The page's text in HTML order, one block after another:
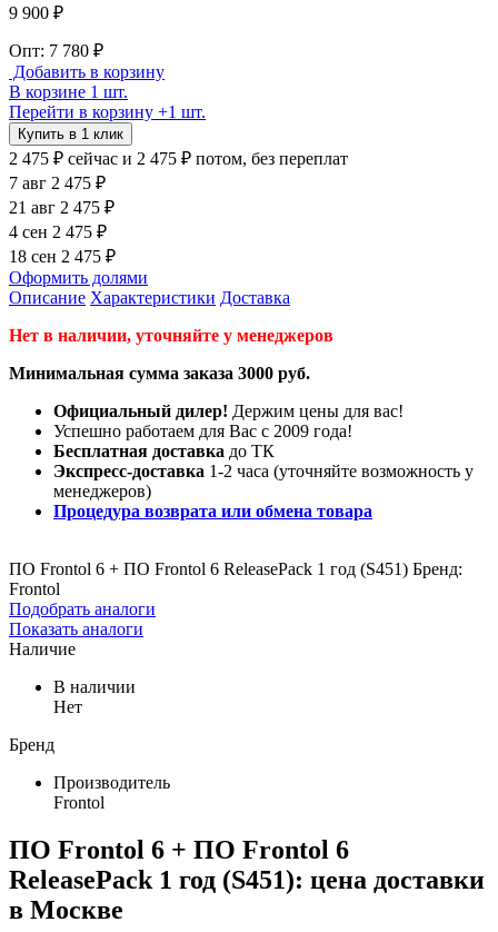
9 900 ₽
Опт: 7 780 ₽
Добавить в корзину
В корзине 1 шт.
Перейти в корзину +1 шт.
Купить в 1 клик
2 475 ₽ сейчас и 2 475 ₽ потом, без переплат
7 авг 2 475 ₽
21 авг 2 475 ₽
4 сен 2 475 ₽
18 сен 2 475 ₽
Оформить долями
Описание Характеристики Доставка
Нет в наличии, уточняйте у менеджеров
Минимальная сумма заказа 3000 руб.
Официальный дилер! Держим цены для вас!
Успешно работаем для Вас с 2009 года!
Бесплатная доставка до ТК
Экспресс-доставка 1-2 часа (уточняйте возможность у
менеджеров)
Процедура возврата или обмена товара
ПО Frontol 6 + ПО Frontol 6 ReleasePack 1 год (S451) Бренд:
Frontol
Подобрать аналоги
Показать аналоги
Наличие
В наличии
Нет
Бренд
Производитель
Frontol
ПО Frontol 6 + ПО Frontol 6
ReleasePack 1 год (S451): цена доставки
в Москве